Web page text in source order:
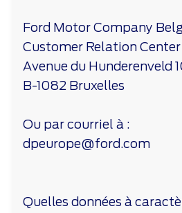
Ford Motor Company
Customer Relation Center
Avenue du Hunderenveld
B-1082 Bruxelles
Ou par courriel à :
dpeurope@ford.com
Quelles données à